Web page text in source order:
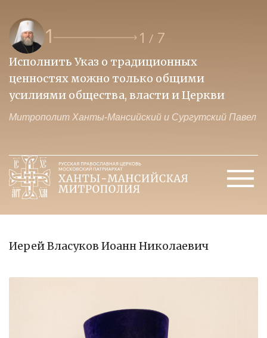
1 1 / 7
Исполнить Указ о традиционных
ценностях можно только общими
усилиями общества, власти и Церкви
Митрополит Ханты-Мансийский и Сургутский Павел
Иерей Власуков Иоанн Николаевич